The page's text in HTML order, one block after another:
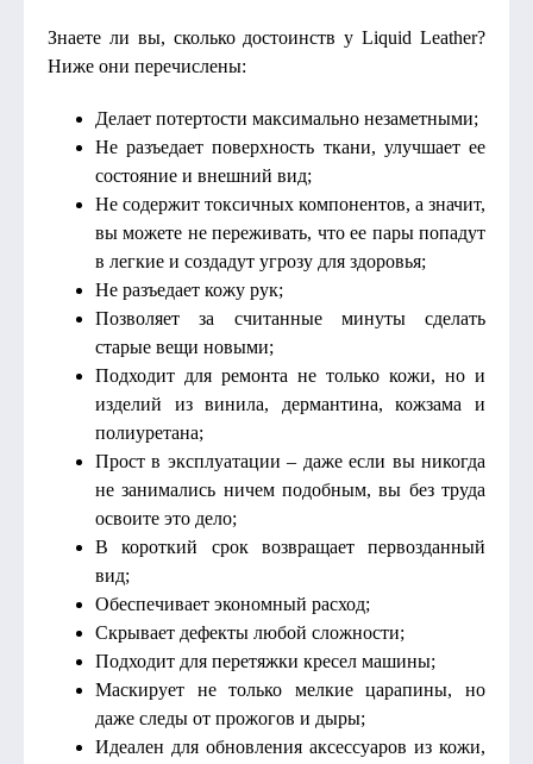
Знаете ли вы, сколько достоинств у Liquid Leather?
Ниже они перечислены:
Делает потертости максимально незаметными;
Не разъедает поверхность ткани, улучшает ее
состояние и внешний вид;
Не содержит токсичных компонентов, а значит,
вы можете не переживать, что ее пары попадут
в легкие и создадут угрозу для здоровья;
Не разъедает кожу рук;
Позволяет за считанные минуты сделать
старые вещи новыми;
Подходит для ремонта не только кожи, но и
изделий из винила, дермантина, кожзама и
полиуретана;
Прост в эксплуатации – даже если вы никогда
не занимались ничем подобным, вы без труда
освоите это дело;
В короткий срок возвращает первозданный
вид;
Обеспечивает экономный расход;
Скрывает дефекты любой сложности;
Подходит для перетяжки кресел машины;
Маскирует не только мелкие царапины, но
даже следы от прожогов и дыры;
Идеален для обновления аксессуаров из кожи,